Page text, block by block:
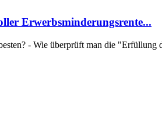
Erwerbsminderungsrente...
- Wie überprüft man die